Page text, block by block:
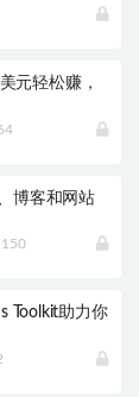
元轻松赚，
博客和网站
150
Toolkit助力你